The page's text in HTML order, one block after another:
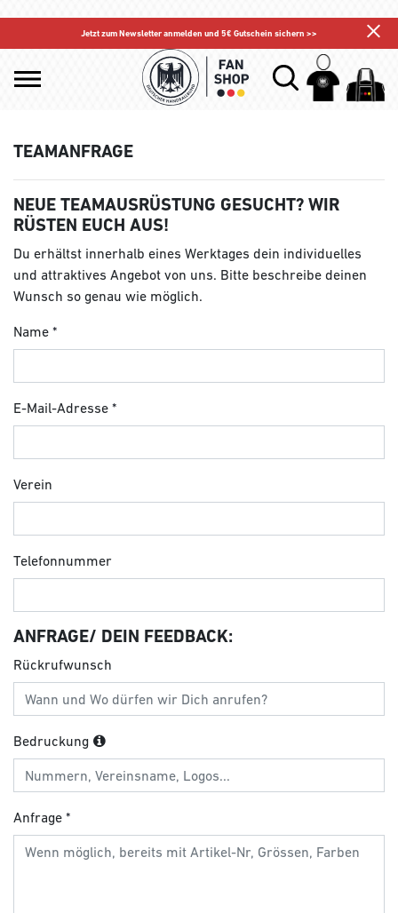
Jetzt zum Newsletter anmelden und 5€ Gutschein sichern >>
TEAMANFRAGE
NEUE TEAMAUSRÜSTUNG GESUCHT? WIR
RÜSTEN EUCH AUS!
Du erhältst innerhalb eines Werktages dein individuelles
und attraktives Angebot von uns. Bitte beschreibe deinen
Wunsch so genau wie möglich.
Name
E-Mail-Adresse
Verein
Telefonnummer
ANFRAGE/ DEIN FEEDBACK:
Rückrufwunsch
Bedruckung
Anfrage